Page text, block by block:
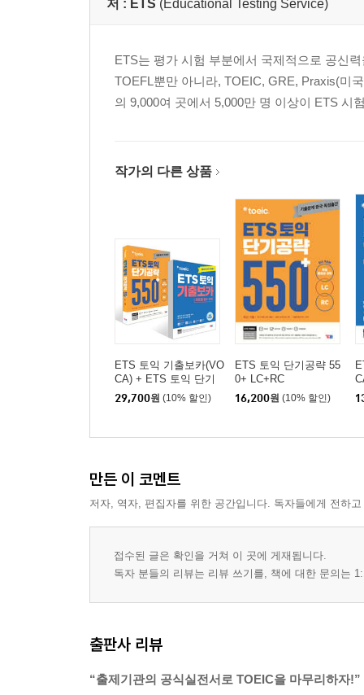
저 : ETS (Educational Testing Service)
ETS는 평가 시험 부분에서 국제적으로 공신
TOEFL뿐만 아니라, TOEIC, GRE, Praxis(미
의 9,000여 곳에서 5,000만 명 이상이 ETS 시
작가의 다른 상품
ETS 토익 기출보카(VO
CA) + ETS 토익 단기
공략 550+ LC+RC 세트
29,700원 (10% 할인)
ETS 토익 단기공략 55
0+ LC+RC
16,200원 (10% 할인)
만든 이 코멘트
저자, 역자, 편집자를 위한 공간입니다. 독자들에게 전하
접수된 글은 확인을 거쳐 이 곳에 게재됩니다.
독자 분들의 리뷰는 리뷰 쓰기를, 책에 대한 문의는
출판사 리뷰
“출제기관의 공식실전서로 TOEIC을 마무리하자!”